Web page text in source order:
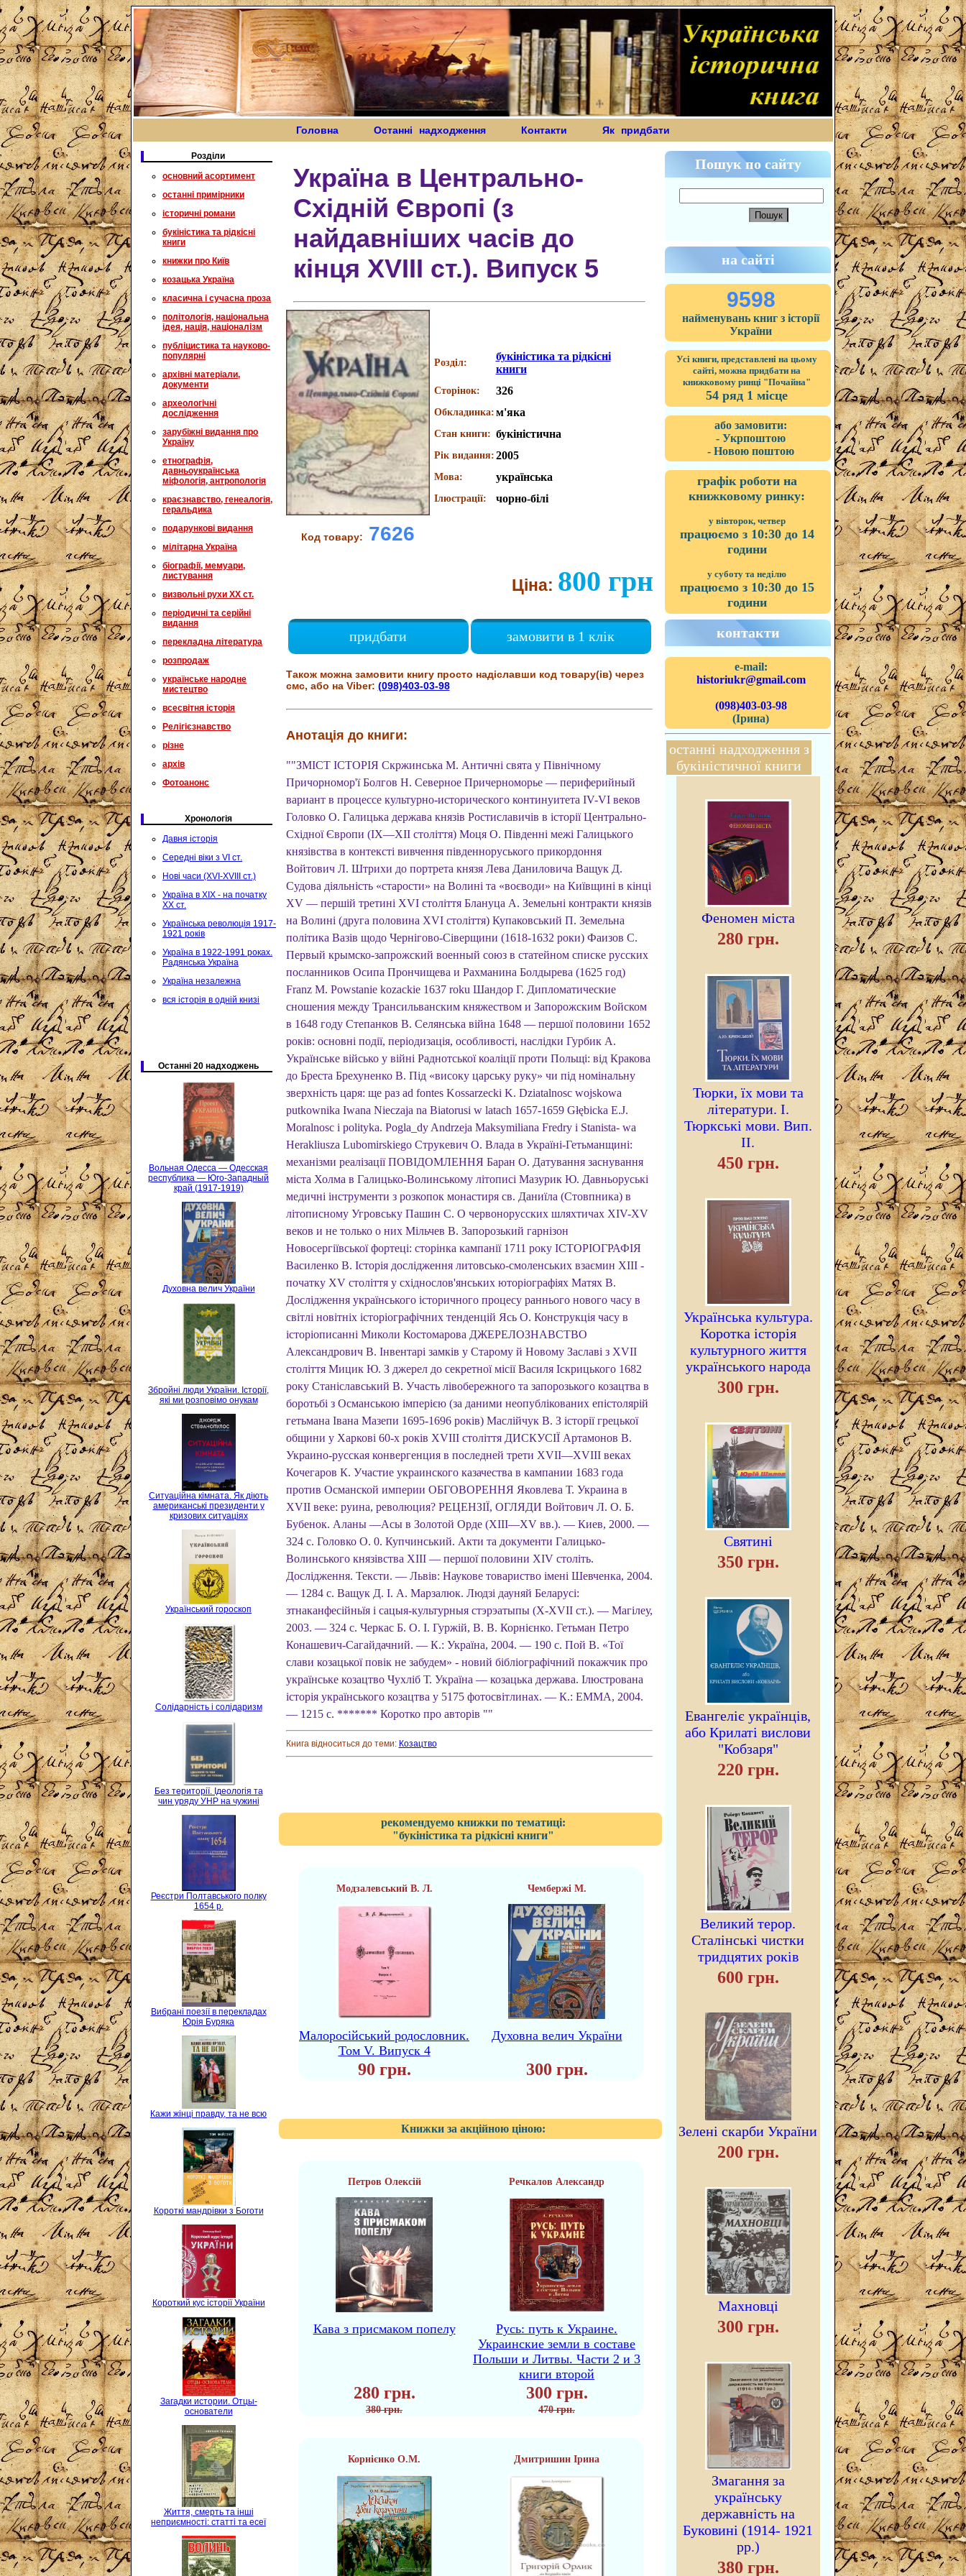
Головна Останні надходження Контакти Як придбати
Розділи
основний асортимент
останні примірники
історичні романи
букіністика та рідкісні
книги
книжки про Київ
козацька Україна
класична і сучасна проза
політологія, національна
ідея, нація, націоналізм
публіцистика та науково-
популярні
архівні матеріали,
документи
археологічні
дослідження
зарубіжні видання про
Україну
етнографія,
давньоукраїнська
міфологія, антропологія
краєзнавство, генеалогія,
геральдика
подарункові видання
мілітарна Україна
біографії, мемуари,
листування
визвольні рухи XX ст.
періодичні та серійні
видання
перекладна література
розпродаж
українське народне
мистецтво
всесвітня історія
Релігієзнавство
різне
архів
Фотоанонс
Хронологія
Давня історія
Середні віки з VI ст.
Нові часи (XVI-XVIII ст.)
Україна в XIX - на початку
XX ст.
Українська революція 1917-
1921 років
Україна в 1922-1991 роках.
Радянська Україна
Україна незалежна
вся історія в одній книзі
Останні 20 надходжень
Вольная Одесса — Одесская
республика — Юго-Западный
край (1917-1919)
Духовна велич України
Збройні люди України. Історії,
які ми розповімо онукам
Ситуаційна кімната. Як діють
американські президенти у
кризових ситуаціях
Український гороскоп
Солідарність і солідаризм
Без території. Ідеологія та
чин уряду УНР на чужині
Реєстри Полтавського полку
1654 р.
Вибрані поезії в перекладах
Юрія Буряка
Кажи жінці правду, та не всю
Короткі мандрівки з Боготи
Короткий кус історії України
Загадки истории. Отцы-
основатели
Життя, смерть та інші
неприємності: статті та есеї
Україна в Центрально-
Східній Європі (з
найдавніших часів до
кінця ХVIII ст.). Випуск 5
Код товару: 7626
Розділ:
букіністика та рідкісні
книги
Сторінок: 326
Обкладинка: м'яка
Стан книги: букіністична
Рік видання: 2005
Мова: українська
Ілюстрації: чорно-білі
Ціна: 800 грн
придбати замовити в 1 клік
Також можна замовити книгу просто надіславши код товару(ів) через
смс, або на Viber: (098)403-03-98
Анотація до книги:
""ЗМІСТ ІСТОРІЯ Скржинська М. Античні свята у Північному
Причорномор'ї Болгов Н. Северное Причерноморье — периферийный
вариант в процессе культурно-исторического континуитета IV-VI веков
Головко О. Галицька держава князів Ростиславичів в історії Центрально-
Східної Європи (IX—XII століття) Моця О. Південні межі Галицького
князівства в контексті вивчення південноруського прикордоння
Войтович Л. Штрихи до портрета князя Лева Даниловича Ващук Д.
Судова діяльність «старости» на Волині та «воєводи» на Київщині в кінці
XV — першій третині XVI століття Блануца А. Земельні контракти князів
на Волині (друга половина XVI століття) Купаковський П. Земельна
політика Вазів щодо Чернігово-Сіверщини (1618-1632 роки) Фаизов С.
Первый крымско-запрожский военный союз в статейном списке русских
посланников Осипа Прончищева и Рахманина Болдырева (1625 год)
Franz M. Powstanie kozackie 1637 roku Шандор Г. Дипломатические
сношения между Трансильванским княжеством и Запорожским Войском
в 1648 году Степанков В. Селянська війна 1648 — першої половини 1652
років: основні події, періодизація, особливості, наслідки Гурбик А.
Українське військо у війні Раднотської коаліції проти Польщі: від Кракова
до Бреста Брехуненко В. Під «високу царську руку» чи під номінальну
зверхність царя: ще раз ad fontes Kossarzecki K. Dziatalnosc wojskowa
putkownika Iwana Nieczaja na Biatorusi w latach 1657-1659 Głębicka E.J.
Moralnosc і polityka. Pogla_dy Andrzeja Maksymiliana Fredry і Stanista- wa
Herakliusza Lubomirskiego Струкевич О. Влада в Україні-Гетьманщині:
механізми реалізації ПОВІДОМЛЕННЯ Баран О. Датування заснування
міста Холма в Галицько-Волинському літописі Мазурик Ю. Давньоруські
медичні інструменти з розкопок монастиря св. Даниїла (Стовпника) в
літописному Угровську Пашин С. О червонорусских шляхтичах XIV-XV
веков и не только о них Мільчев В. Запорозький гарнізон
Новосергіївської фортеці: сторінка кампанії 1711 року ІСТОРІОГРАФІЯ
Василенко В. Історія дослідження литовсько-смоленських взаємин ХІІІ -
початку XV століття у східнослов'янських юторіографіях Матях В.
Дослідження українського історичного процесу раннього нового часу в
світлі новітніх історіографічних тенденцій Ясь О. Конструкція часу в
історіописанні Миколи Костомарова ДЖЕРЕЛОЗНАВСТВО
Александрович В. Інвентарі замків у Старому й Новому Заславі з XVII
століття Мицик Ю. З джерел до секретної місії Василя Іскрицького 1682
року Станіславський В. Участь лівобережного та запорозького козацтва в
боротьбі з Османською імперією (за даними неопублікованих епістолярій
гетьмана Івана Мазепи 1695-1696 років) Маслійчук В. З історії грецької
общини у Харкові 60-х років XVIII століття ДИСКУСІЇ Артамонов В.
Украино-русская конвергенция в последней трети XVII—XVIII веках
Кочегаров К. Участие украинского казачества в кампании 1683 года
против Османской империи ОБГОВОРЕННЯ Яковлева Т. Украина в
XVII веке: руина, революция? РЕЦЕНЗІЇ, ОГЛЯДИ Войтович Л. О. Б.
Бубенок. Аланы —Асы в Золотой Орде (XIII—XV вв.). — Киев, 2000. —
324 с. Головко О. 0. Купчинський. Акти та документи Галицько-
Волинського князівства XIII — першої половини XIV століть.
Дослідження. Тексти. — Львів: Наукове товариство імені Шевченка, 2004.
— 1284 с. Ващук Д. І. А. Марзалюк. Людзі дауняй Беларусі:
зтнаканфесійньїя і сацыя-культурныя стэрэатыпы (X-XVII ст.). — Магілеу,
2003. — 324 с. Черкас Б. О. І. Гуржій, В. В. Корнієнко. Гетьман Петро
Конашевич-Сагайдачний. — К.: Україна, 2004. — 190 с. Пой В. «Тої
слави козацької повік не забудем» - новий бібліографічний покажчик про
українське козацтво Чухліб Т. Україна — козацька держава. Ілюстрована
історія українського козацтва у 5175 фотосвітлинах. — К.: EMMA, 2004.
— 1215 с. ******* Коротко про авторів ""
Книга відноситься до теми: Козацтво
рекомендуемо книжки по тематиці:
"букіністика та рідкісні книги"
Модзалевський В. Л. Чембержі M.
Малоросійський родословник.
Том V. Випуск 4
Духовна велич України
90 грн. 300 грн.
Книжки за акційною ціною:
Петров Олексій Речкалов Александр
Кава з присмаком попелу
Русь: путь к Украине.
Украинские земли в составе
Польши и Литвы. Части 2 и 3
книги второй
280 грн. 300 грн.
380 грн. 470 грн.
Корнієнко О.М. Дмитришин Ірина
Пошук по сайту
на сайті
9598
найменувань книг з історії
України
Усі книги, представлені на цьому
сайті, можна придбати на
книжковому ринці "Почайна"
54 ряд 1 місце
або замовити:
- Укрпоштою
- Новою поштою
графік роботи на
книжковому ринку:
у вівторок, четвер
працюємо з 10:30 до 14
години
у суботу та неділю
працюємо з 10:30 до 15
години
контакти
e-mail:
historiukr@gmail.com
(098)403-03-98
(Ірина)
останні надходження з
букіністичної книги
Феномен міста
280 грн.
Тюрки, їх мови та
літератури. I.
Тюркські мови. Вип.
II.
450 грн.
Українська культура.
Коротка історія
культурного життя
українського народа
300 грн.
Святині
350 грн.
Евангеліє українців,
або Крилаті вислови
"Кобзаря"
220 грн.
Великий терор.
Сталінські чистки
тридцятих років
600 грн.
Зелені скарби України
200 грн.
Махновці
300 грн.
Змагання за
українську
державність на
Буковині (1914- 1921
рр.)
380 грн.